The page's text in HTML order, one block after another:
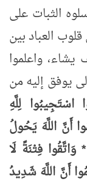
الثبات على
العباد بين
واعلموا
يوفق إليه من
اسْتَجِيبُوا لِلَّهِ
أَنَّ اللَّهَ يَحُولُ
فِتْنَةً لَا
أَنَّ اللَّهَ شَدِيدُ